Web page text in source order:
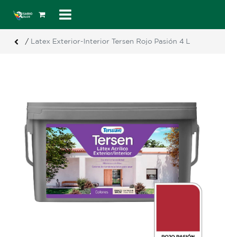
/ Latex Exterior-Interior Tersen Rojo Pasión 4 L